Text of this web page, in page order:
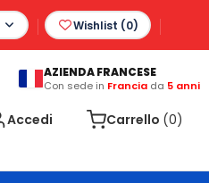
Wishlist (0)
9.6/10 (2561 avis)
AZIENDA FRANCESE
Con sede in Franciada 5 anni
Accedi Carrello (0)